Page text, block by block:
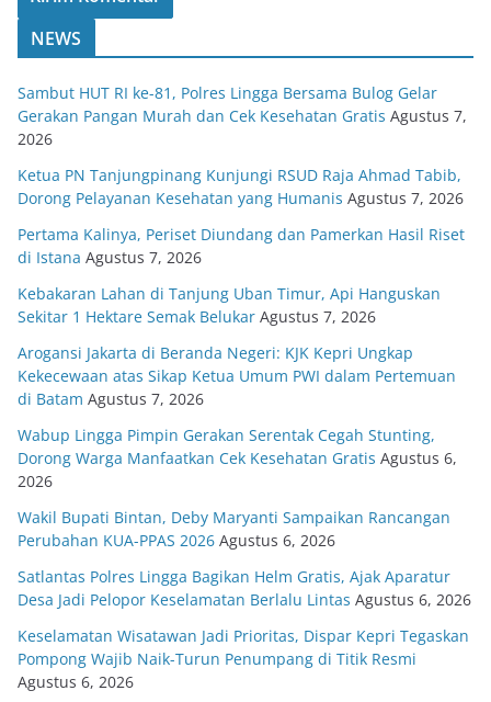
NEWS
Sambut HUT RI ke-81, Polres Lingga Bersama Bulog Gelar
Gerakan Pangan Murah dan Cek Kesehatan Gratis Agustus 7,
2026
Ketua PN Tanjungpinang Kunjungi RSUD Raja Ahmad Tabib,
Dorong Pelayanan Kesehatan yang Humanis Agustus 7, 2026
Pertama Kalinya, Periset Diundang dan Pamerkan Hasil Riset
di Istana Agustus 7, 2026
Kebakaran Lahan di Tanjung Uban Timur, Api Hanguskan
Sekitar 1 Hektare Semak Belukar Agustus 7, 2026
Arogansi Jakarta di Beranda Negeri: KJK Kepri Ungkap
Kekecewaan atas Sikap Ketua Umum PWI dalam Pertemuan
di Batam Agustus 7, 2026
Wabup Lingga Pimpin Gerakan Serentak Cegah Stunting,
Dorong Warga Manfaatkan Cek Kesehatan Gratis Agustus 6,
2026
Wakil Bupati Bintan, Deby Maryanti Sampaikan Rancangan
Perubahan KUA-PPAS 2026 Agustus 6, 2026
Satlantas Polres Lingga Bagikan Helm Gratis, Ajak Aparatur
Desa Jadi Pelopor Keselamatan Berlalu Lintas Agustus 6, 2026
Keselamatan Wisatawan Jadi Prioritas, Dispar Kepri Tegaskan
Pompong Wajib Naik-Turun Penumpang di Titik Resmi
Agustus 6, 2026